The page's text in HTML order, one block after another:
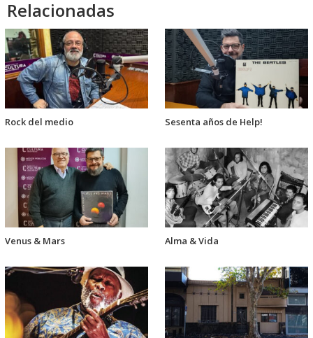
Relacionadas
Rock del medio Sesenta años de Help!
Venus & Mars Alma & Vida